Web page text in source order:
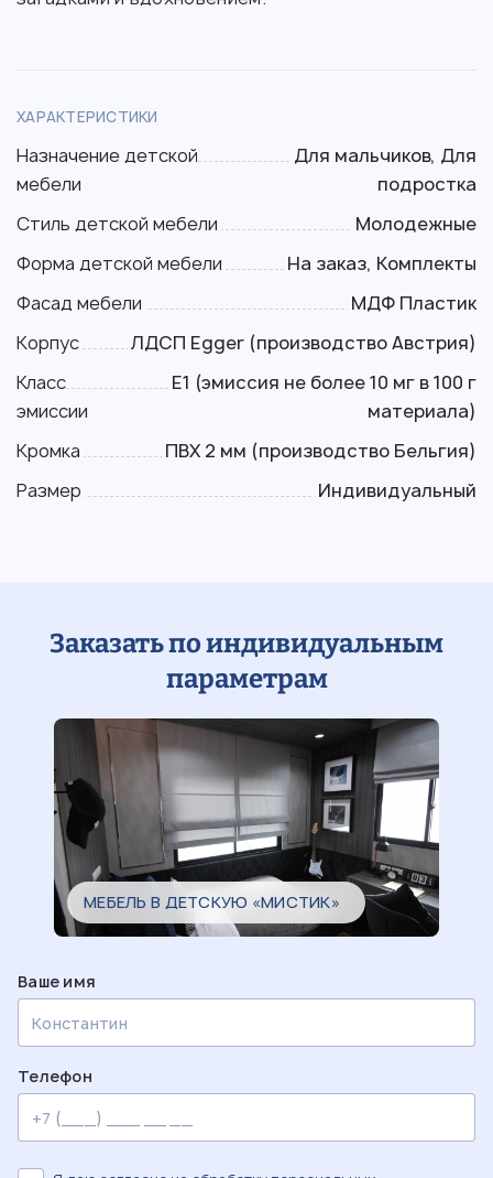
ХАРАКТЕРИСТИКИ
Назначение детской
мебели
Для мальчиков, Для
подростка
Стиль детской мебели
Молодежные
Форма детской мебели
На заказ, Комплекты
Фасад мебели
МДФ Пластик
Корпус
ЛДСП Egger (производство Австрия)
Класс
эмиссии
Е1 (эмиссия не более 10 мг в 100 г
материала)
Кромка
ПВХ 2 мм (производство Бельгия)
Размер
Индивидуальный
Заказать по индивидуальным
параметрам
МЕБЕЛЬ В ДЕТСКУЮ «МИСТИК»
Ваше имя
Телефон